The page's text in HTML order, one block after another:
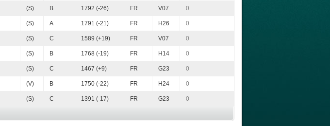
(S) B 1792 (-26) FR V07 0
(S) A 1791 (-21) FR H26 0
(S) C 1589 (+19) FR V07 0
(S) B 1768 (-19) FR H14 0
(S) C 1467 (+9) FR G23 0
(V) B 1750 (-22) FR H24 0
(S) C 1391 (-17) FR G23 0